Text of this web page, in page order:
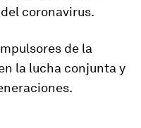
coronavirus.
de la
la lucha conjunta y